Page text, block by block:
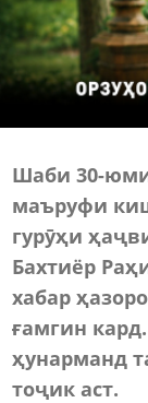
Шаби 30-
маъруфи
гурӯҳи
Бахтиёр
хабар
ғамгин
ҳунарманд
тоҷик аст.